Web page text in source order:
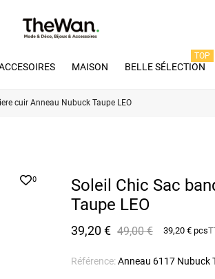
MAISON BELLE SÉLECTION
TOP
cuir Anneau Nubuck Taupe LEO
0
Soleil Chic Sac
Taupe LEO
39,20 € 49,00 € 39,20 € pcs
Référence:Anneau 6117 Nubuck